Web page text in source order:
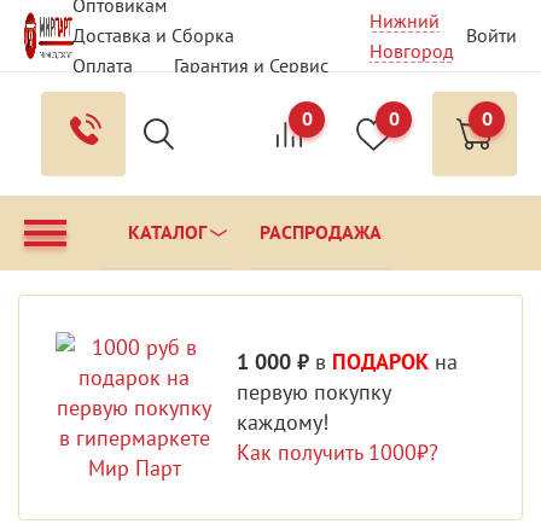
Оптовикам
Доставка и Сборка
Оплата
Гарантия и Сервис
Вопрос - Ответ
Контакты
Нижний
Новгород
Войти
0 0 0
КАТАЛОГ РАСПРОДАЖА
1 000 ₽ в ПОДАРОК на
первую покупку
каждому!
Как получить 1000₽?